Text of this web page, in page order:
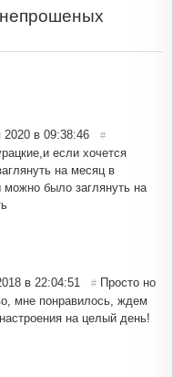
2020 в 09:38:46 #
если хочется
на месяц в
было заглянуть на
в 22:04:51 # Просто но
мне понравилось, ждем
на целый день!